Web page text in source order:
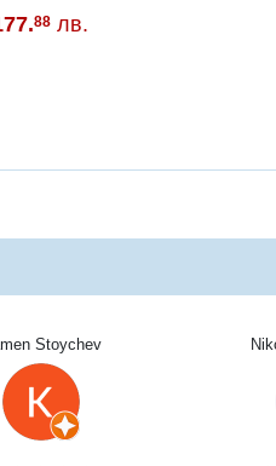
88 лв.
Stoychev